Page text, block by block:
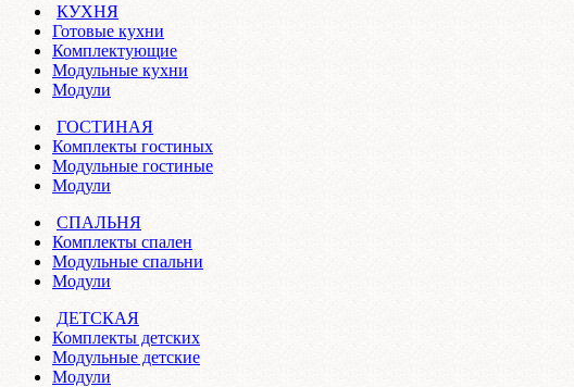
КУХНЯ
Готовые кухни
Комплектующие
Модульные кухни
Модули
ГОСТИНАЯ
Комплекты гостиных
Модульные гостиные
Модули
СПАЛЬНЯ
Комплекты спален
Модульные спальни
Модули
ДЕТСКАЯ
Комплекты детских
Модульные детские
Модули